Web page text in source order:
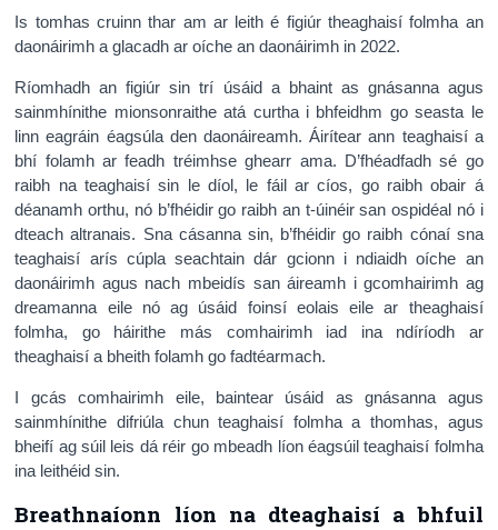
Is tomhas cruinn thar am ar leith é figiúr theaghaisí folmha an
daonáirimh a glacadh ar oíche an daonáirimh in 2022.
Ríomhadh an figiúr sin trí úsáid a bhaint as gnásanna agus
sainmhínithe mionsonraithe atá curtha i bhfeidhm go seasta le
linn eagráin éagsúla den daonáireamh. Áirítear ann teaghaisí a
bhí folamh ar feadh tréimhse ghearr ama. D’fhéadfadh sé go
raibh na teaghaisí sin le díol, le fáil ar cíos, go raibh obair á
déanamh orthu, nó b’fhéidir go raibh an t-úinéir san ospidéal nó i
dteach altranais. Sna cásanna sin, b’fhéidir go raibh cónaí sna
teaghaisí arís cúpla seachtain dár gcionn i ndiaidh oíche an
daonáirimh agus nach mbeidís san áireamh i gcomhairimh ag
dreamanna eile nó ag úsáid foinsí eolais eile ar theaghaisí
folmha, go háirithe más comhairimh iad ina ndíríodh ar
theaghaisí a bheith folamh go fadtéarmach.
I gcás comhairimh eile, baintear úsáid as gnásanna agus
sainmhínithe difriúla chun teaghaisí folmha a thomhas, agus
bheifí ag súil leis dá réir go mbeadh líon éagsúil teaghaisí folmha
ina leithéid sin.
Breathnaíonn líon na dteaghaisí a bhfuil